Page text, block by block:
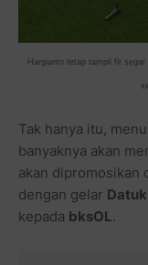
Hargianto tetap tampil fit segar
Tak hanya itu,
banyaknya akan
akan dipromosikan
dengan gelar
kepada bksOL.